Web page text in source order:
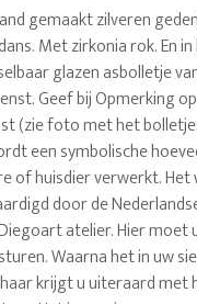
gemaakt zilveren
Met zirkonia rok. En
glazen asbolletje
Geef bij Opmerking
(zie foto met het
een symbolische
of huisdier verwerkt.
door de
atelier. Hier moet
Waarna het in uw
krijgt u uiteraard met